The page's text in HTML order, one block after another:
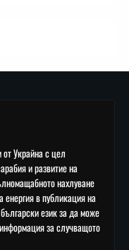
от Украйна с цел
и развитие на
нахлуване
в публикация на
език за да може
за случващото